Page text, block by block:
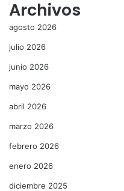
Archivos
agosto 2026
julio 2026
junio 2026
mayo 2026
abril 2026
marzo 2026
febrero 2026
enero 2026
diciembre 2025